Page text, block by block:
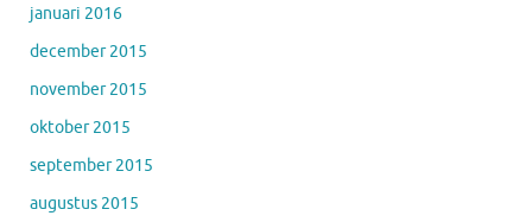
januari 2016
december 2015
november 2015
oktober 2015
september 2015
augustus 2015